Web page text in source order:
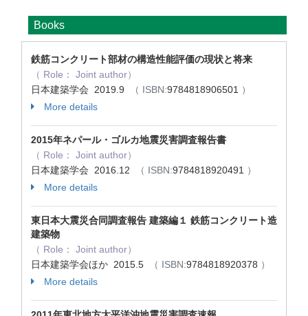
Books
鉄筋コンクリート部材の構造性能評価の現状と将来
（ Role： Joint author）
日本建築学会 2019.9
（ ISBN:9784818906501 ）
More details
2015年ネパール・ゴルカ地震災害調査報告書
（ Role： Joint author）
日本建築学会 2016.12
（ ISBN:9784818920491 ）
More details
東日本大震災合同調査報告 建築編１ 鉄筋コンクリート造
建築物
（ Role： Joint author）
日本建築学会ほか 2015.5
（ ISBN:9784818920378 ）
More details